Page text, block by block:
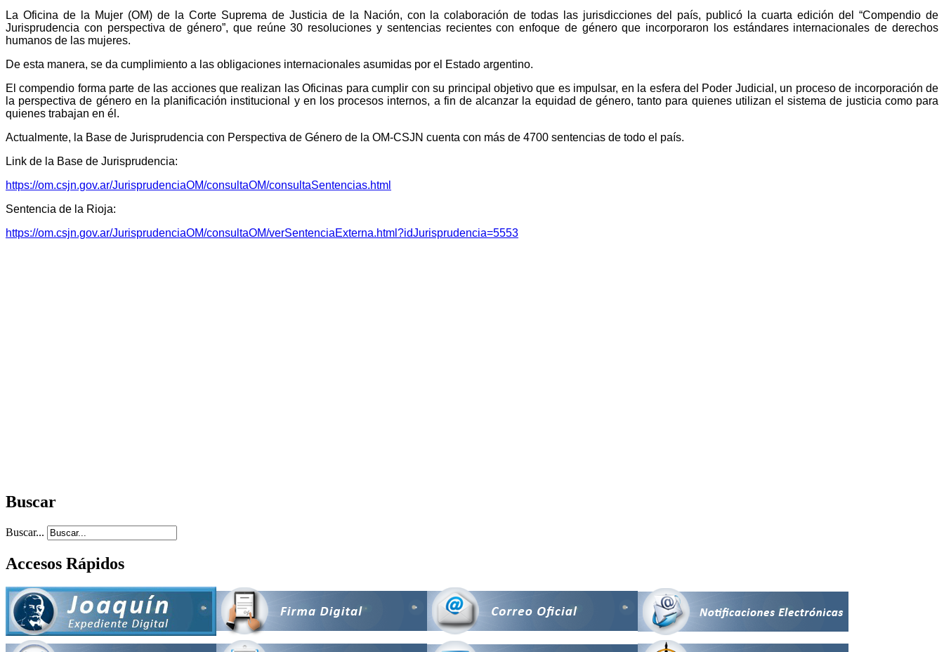
La Oficina de la Mujer (OM) de la Corte Suprema de Justicia de la Nación, con la colaboración de todas las jurisdicciones del país, publicó la cuarta edición del “Compendio de
Jurisprudencia con perspectiva de género”, que reúne 30 resoluciones y sentencias recientes con enfoque de género que incorporaron los estándares internacionales de derechos
humanos de las mujeres.
De esta manera, se da cumplimiento a las obligaciones internacionales asumidas por el Estado argentino.
El compendio forma parte de las acciones que realizan las Oficinas para cumplir con su principal objetivo que es impulsar, en la esfera del Poder Judicial, un proceso de incorporación de
la perspectiva de género en la planificación institucional y en los procesos internos, a fin de alcanzar la equidad de género, tanto para quienes utilizan el sistema de justicia como para
quienes trabajan en él.
Actualmente, la Base de Jurisprudencia con Perspectiva de Género de la OM-CSJN cuenta con más de 4700 sentencias de todo el país.
Link de la Base de Jurisprudencia:
https://om.csjn.gov.ar/JurisprudenciaOM/consultaOM/consultaSentencias.html
Sentencia de la Rioja:
https://om.csjn.gov.ar/JurisprudenciaOM/consultaOM/verSentenciaExterna.html?idJurisprudencia=5553
Buscar
Buscar...
Accesos Rápidos